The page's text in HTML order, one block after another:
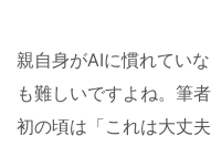
親自身がAIに慣れてい
も難しいですよね。筆
初の頃は「これは大丈